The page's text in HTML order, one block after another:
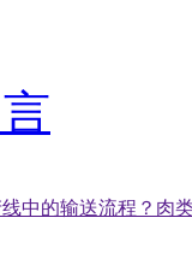
中的输送流程？肉